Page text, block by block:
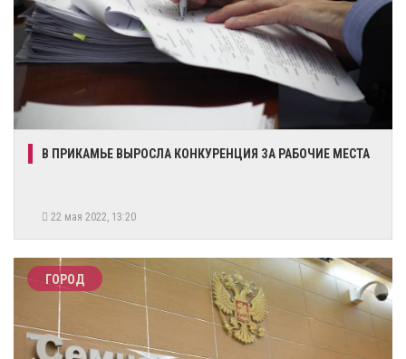
В ПРИКАМЬЕ ВЫРОСЛА КОНКУРЕНЦИЯ ЗА РАБОЧИЕ МЕСТА
22 мая 2022, 13:20
ГОРОД